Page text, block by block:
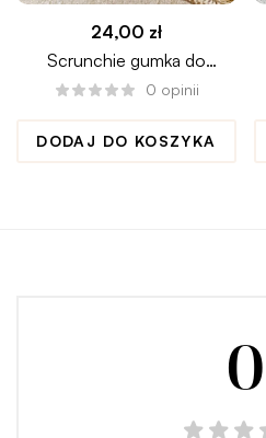
24,00 zł
Scrunchie gumka do
włosów MIDNIGHTDOTS
0 opinii
DODAJ DO KOSZYKA
0